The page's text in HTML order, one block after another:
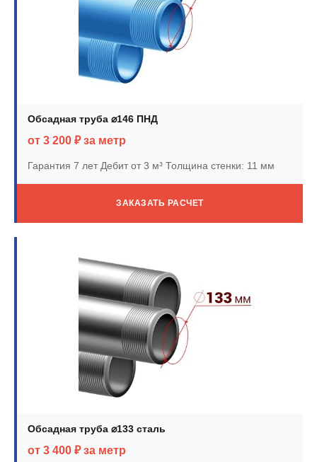
Обсадная труба ⌀146 ПНД
от 3 200 ₽ за метр
Гарантия 7 летДебит от 3 м³ Толщина стенки: 11 мм
ЗАКАЗАТЬ РАСЧЕТ
Обсадная труба ⌀133 сталь
от 3 400 ₽ за метр